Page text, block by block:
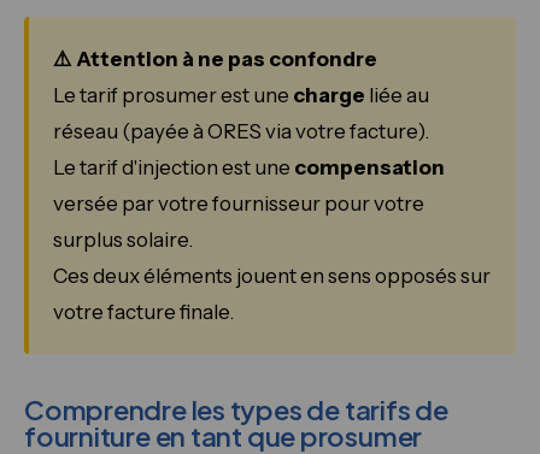
⚠️ Attention à ne pas confondre
Le tarif prosumer est une charge liée au
réseau (payée à ORES via votre facture).
Le tarif d'injection est une compensation
versée par votre fournisseur pour votre
surplus solaire.
Ces deux éléments jouent en sens opposés sur
votre facture finale.
Comprendre les types de tarifs de
fourniture en tant que prosumer